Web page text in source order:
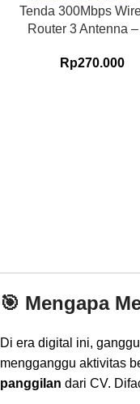
Tenda 300Mbps
Router 3 Antenna
Rp270.000
🎯 Mengapa
Di era digital ini,
mengganggu aktivitas
panggilan dari CV.